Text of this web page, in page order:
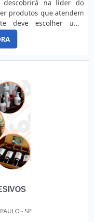
descobrirá na líder do
produtos que atendem
deve escolher uma
um bom suporte pré-
no ramo.Quando a
com a melhor mão
obterá assertividade e
- SP